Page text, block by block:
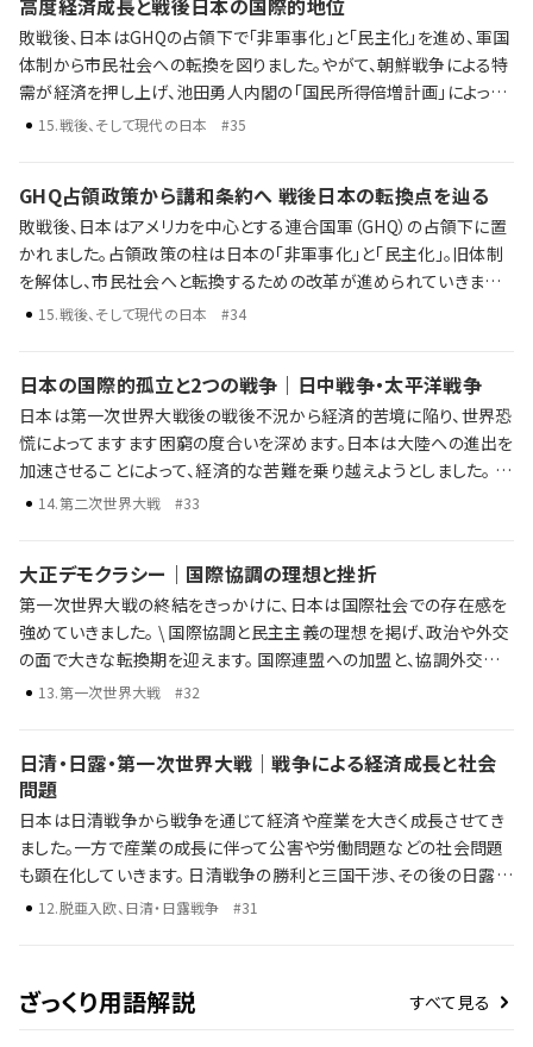
高度経済成長と戦後日本の国際的地位
敗戦後、日本はGHQの占領下で「非軍事化」と「民主化」を進め、軍国
体制から市民社会への転換を図りました。やがて、朝鮮戦争による特
需が経済を押し上げ、池田勇人内閣の「国民所得倍増計画」によって
高度経済成長期が到来。東海道新幹線の開通、東京オリンピックの開
ショックやバブル経済の崩壊 占領から高度経済成長へ。そして、成長
の終焉と新たな時代の入り口へ。歴史年表だけでは語り尽くせない
戦後日本がたどった激動の数十年を、ラジレキが独自解説します。
15.戦後、そして現代の日本 #35
GHQ占領政策から講和条約へ 戦後日本の転換点を辿る
敗戦後、日本はアメリカを中心とする連合国軍（GHQ）の占領下に置
かれました。占領政策の柱は日本の「非軍事化」と「民主化」。旧体制
を解体し、市民社会へと転換するための改革が進められていきまし
た。 敗戦と日本の再出発 占領政策と「非軍事化・民主化」 冷戦下に15.戦後、そして現代の日本 #34
日本の国際的孤立と2つの戦争｜日中戦争・太平洋戦争
日本は第一次世界大戦後の戦後不況から経済的苦境に陥り、世界恐
慌によってますます困窮の度合いを深めます。日本は大陸への進出を
加速させることによって、経済的な苦難を乗り越えようとしました。 し
かし、大陸への進出は中国との武力衝突へと発展し、国際的な孤立
中戦争 第二次世界大戦と日本の対応 太平洋戦争の始まりと戦争の
終結 歴史年表だけでは語り尽くせない彼らの野望、戦略、そして後の
時代への影響を、ラジレキが独自解説します。
14.第二次世界大戦 #33
大正デモクラシー｜国際協調の理想と挫折
第一次世界大戦の終結をきっかけに、日本は国際社会での存在感を
強めていきました。 \ 国際協調と民主主義の理想を掲げ、政治や外交
の面で大きな転換期を迎えます。 国際連盟への加盟と、協調外交の
推進 政党内閣の成立と「憲政の常道」 普通選挙法の制定による選挙
調路線は行き詰まっていきます。 \ 激動の時代、大正デモクラシーの
光と影を、ラジレキが独自解説します。
13.第一次世界大戦 #32
日清・日露・第一次世界大戦｜戦争による経済成長と社会
問題
日本は日清戦争から戦争を通じて経済や産業を大きく成長させてき
ました。一方で産業の成長に伴って公害や労働問題などの社会問題
も顕在化していきます。 日清戦争の勝利と三国干渉、その後の日露戦
争 第一次世界大戦による日本の国際的影響力の高まり 戦争による
す。
12.脱亜入欧、日清・日露戦争 #31
ざっくり用語解説 すべて見る